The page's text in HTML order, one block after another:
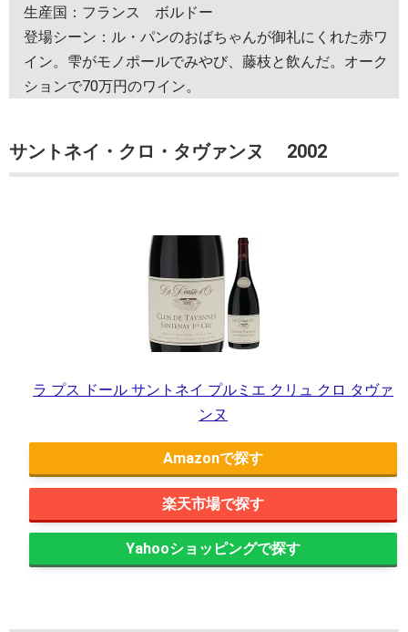
生産国：フランス ボルドー
登場シーン：ル・パンのおばちゃんが御礼にくれた赤ワ
イン。雫がモノポールでみやび、藤枝と飲んだ。オーク
ションで70万円のワイン。
サントネイ・クロ・タヴァンヌ 2002
ラ プス ドール サントネイ プルミエ クリュ クロ タヴァ
ンヌ
Amazon
楽天市場
Yahooショッピング